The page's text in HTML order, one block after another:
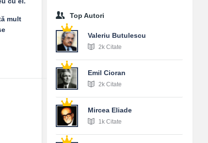
mult
Top Autori
Valeriu Butulescu
2k Citate
Emil Cioran
2k Citate
Mircea Eliade
1k Citate